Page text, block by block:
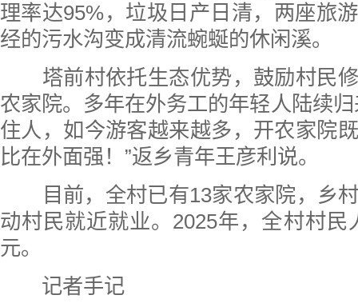
理率达95%，垃圾日产日清，两座旅
经的污水沟变成清流蜿蜒的休闲溪。
塔前村依托生态优势，鼓励村民修
农家院。多年在外务工的年轻人陆续
住人，如今游客越来越多，开农家院
比在外面强！”返乡青年王彦利说。
目前，全村已有13家农家院，乡村
动村民就近就业。2025年，全村村民
元。
记者手记